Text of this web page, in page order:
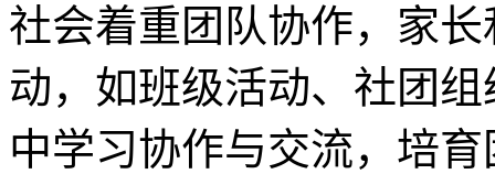
社会着重团队协作，家
动，如班级活动、
中学习协作与交流，培